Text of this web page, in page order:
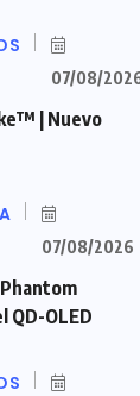
07/08/
| Nuevo
07/08/2026
QD-OLED